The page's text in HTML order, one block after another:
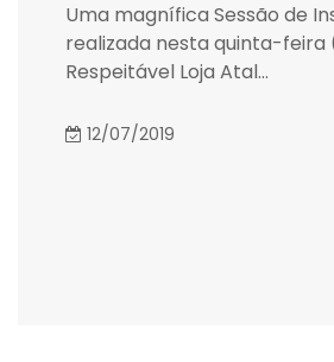
Uma magnífica Sessão de
realizada nesta quinta-feira
Respeitável Loja Atal...
12/07/2019